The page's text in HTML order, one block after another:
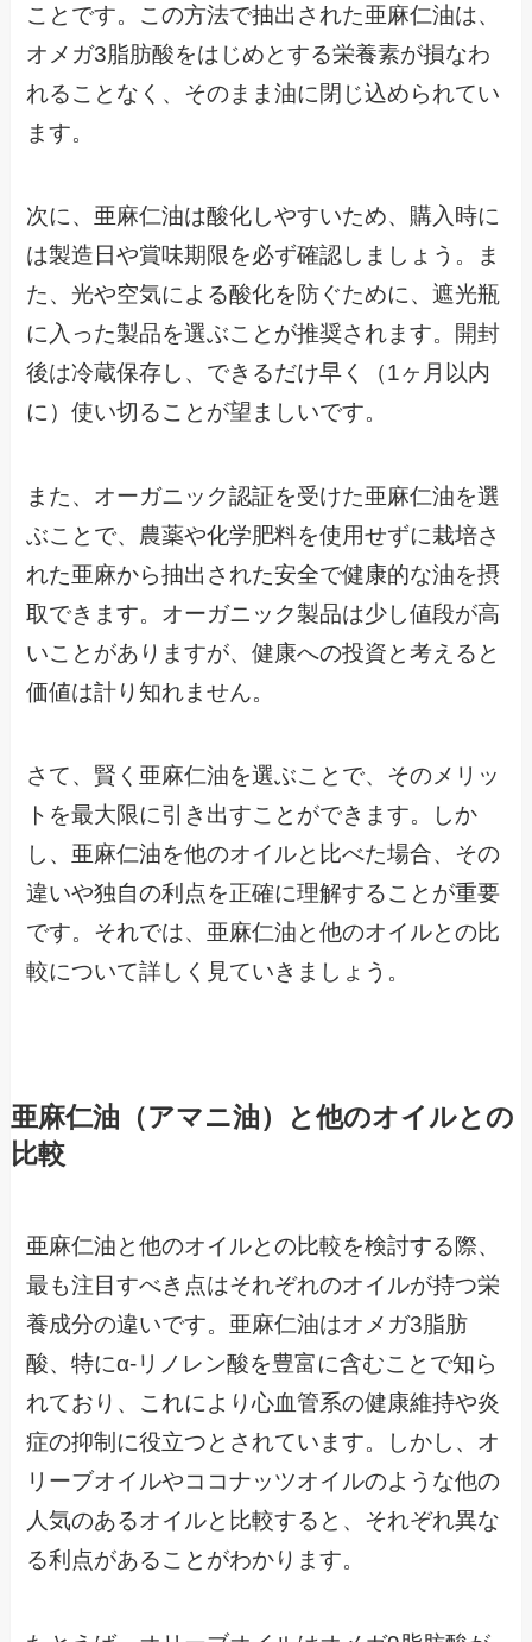
ことです。この方法で抽出された亜麻仁油は、
オメガ3脂肪酸をはじめとする栄養素が損なわ
れることなく、そのまま油に閉じ込められてい
ます。
次に、亜麻仁油は酸化しやすいため、購入時に
は製造日や賞味期限を必ず確認しましょう。ま
た、光や空気による酸化を防ぐために、遮光瓶
に入った製品を選ぶことが推奨されます。開封
後は冷蔵保存し、できるだけ早く（1ヶ月以内
に）使い切ることが望ましいです。
また、オーガニック認証を受けた亜麻仁油を選
ぶことで、農薬や化学肥料を使用せずに栽培さ
れた亜麻から抽出された安全で健康的な油を摂
取できます。オーガニック製品は少し値段が高
いことがありますが、健康への投資と考えると
価値は計り知れません。
さて、賢く亜麻仁油を選ぶことで、そのメリッ
トを最大限に引き出すことができます。しか
し、亜麻仁油を他のオイルと比べた場合、その
違いや独自の利点を正確に理解することが重要
です。それでは、亜麻仁油と他のオイルとの比
較について詳しく見ていきましょう。
亜麻仁油（アマニ油）と他のオイルとの
比較
亜麻仁油と他のオイルとの比較を検討する際、
最も注目すべき点はそれぞれのオイルが持つ栄
養成分の違いです。亜麻仁油はオメガ3脂肪
酸、特にα-リノレン酸を豊富に含むことで知ら
れており、これにより心血管系の健康維持や炎
症の抑制に役立つとされています。しかし、オ
リーブオイルやココナッツオイルのような他の
人気のあるオイルと比較すると、それぞれ異な
る利点があることがわかります。